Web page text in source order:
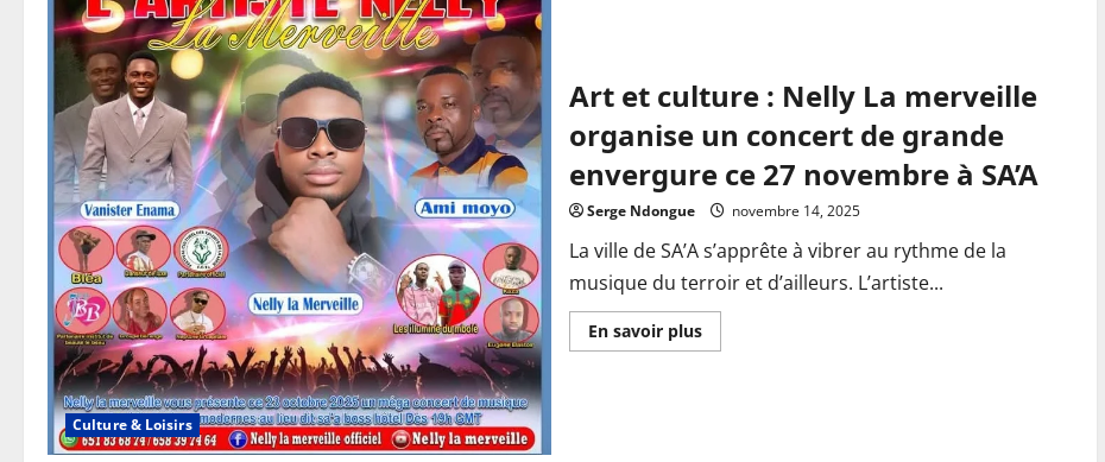
Culture & Loisirs
Art et culture : Nelly La merveille
organise un concert de grande
envergure ce 27 novembre à SA’A
Serge Ndongue novembre 14, 2025
La ville de SA’A s’apprête à vibrer au rythme de la
musique du terroir et d’ailleurs. L’artiste...
En savoir plusEn
savoir